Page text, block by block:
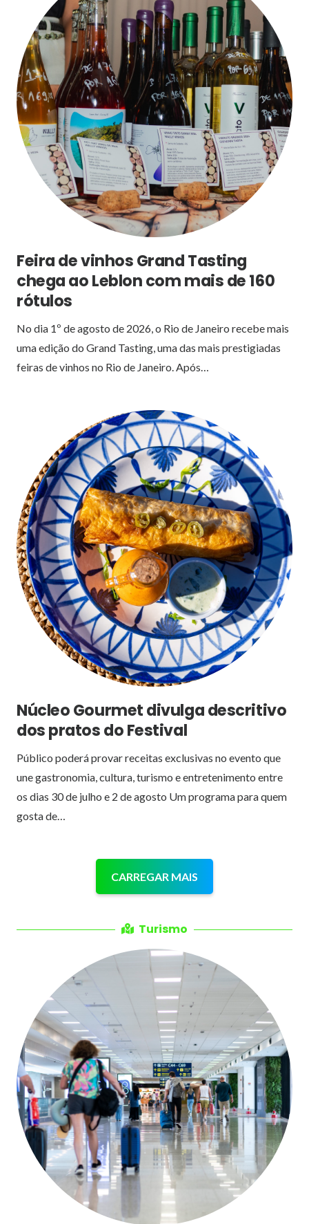
Feira de vinhos Grand Tasting
chega ao Leblon com mais de 160
rótulos
No dia 1º de agosto de 2026, o Rio de Janeiro recebe mais
uma edição do Grand Tasting, uma das mais prestigiadas
feiras de vinhos no Rio de Janeiro. Após…
Núcleo Gourmet divulga descritivo
dos pratos do Festival
Público poderá provar receitas exclusivas no evento que
une gastronomia, cultura, turismo e entretenimento entre
os dias 30 de julho e 2 de agosto Um programa para quem
gosta de…
CARREGAR MAIS
Turismo